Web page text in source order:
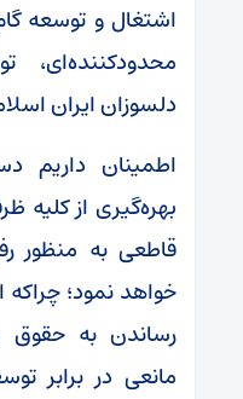
اشتغال و توسعه
دلسوزان ایران
اطمینان داریم
بهره‌گیری از کلیه
قاطعی به منظور
خواهد نمود؛ چراکه
رساندن به حقوق
مانعی در برابر